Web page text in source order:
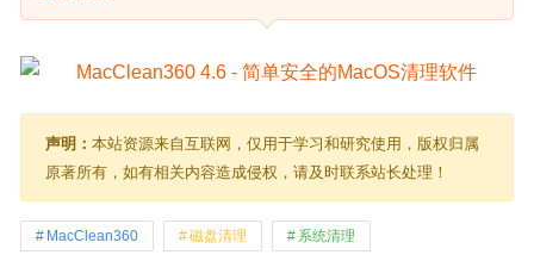
声明： 本站资源来自互联网，仅用于学习和研究使用，版权归属
原著所有，如有相关内容造成侵权，请及时联系站长处理！
MacClean360 磁盘清理 系统清理